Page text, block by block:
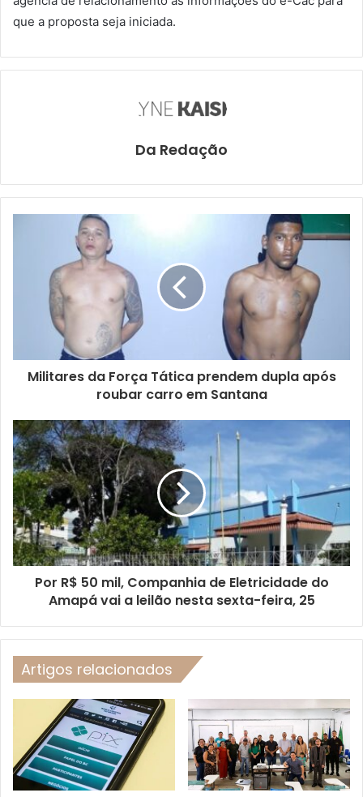
que a proposta seja iniciada.
Da Redação
Militares da Força Tática prendem dupla após
roubar carro em Santana
Por R$ 50 mil, Companhia de Eletricidade do
Amapá vai a leilão nesta sexta-feira, 25
Artigos relacionados